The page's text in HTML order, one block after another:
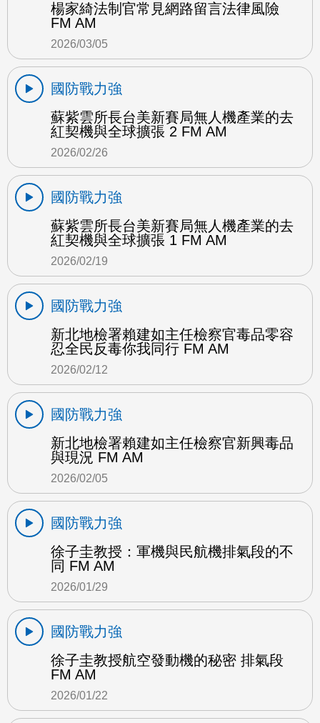
楊家綺法制官常見網路留言法律風險
FM AM
2026/03/05
國防戰力強
蘇紫雲所長台美新賽局無人機產業的去
紅契機與全球擴張 2 FM AM
2026/02/26
國防戰力強
蘇紫雲所長台美新賽局無人機產業的去
紅契機與全球擴張 1 FM AM
2026/02/19
國防戰力強
新北地檢署賴建如主任檢察官毒品零容
忍全民反毒你我同行 FM AM
2026/02/12
國防戰力強
新北地檢署賴建如主任檢察官新興毒品
與現況 FM AM
2026/02/05
國防戰力強
徐子圭教授：軍機與民航機排氣段的不
同 FM AM
2026/01/29
國防戰力強
徐子圭教授航空發動機的秘密 排氣段
FM AM
2026/01/22